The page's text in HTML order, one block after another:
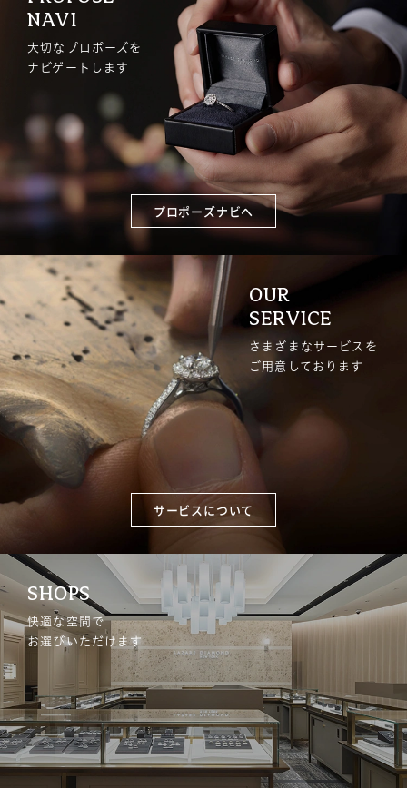
NAVI
大切なプロポーズを
ナビゲートします
プロポーズナビへ
OUR
SERVICE
さまざまなサービスを
ご用意しております
サービスについて
SHOPS
快適な空間で
お選びいただけます